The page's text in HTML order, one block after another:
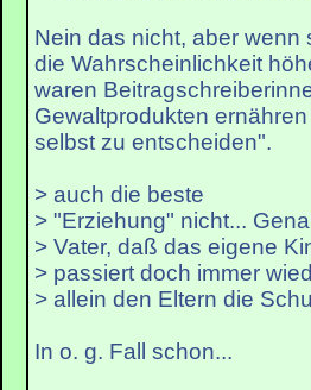
Nein das nicht, aber
die Wahrscheinlichkeit
waren
Gewaltprodukten
selbst zu entscheiden".
> auch die beste
> "Erziehung" nicht...
> Vater, daß das eigene
> passiert doch immer
> allein den Eltern die
In o. g. Fall schon...